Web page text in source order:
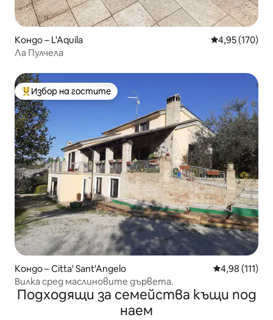
Кондо – L'Aquila Средна
4,95 (170)
Ла Пулчела
Най-популярен избор на гостите
Избор на гостите
Кондо – Citta' Sant'Angelo Средна
4,98 (111)
Вилка сред маслиновите дървета.
Подходящи за семейства къщи под
наем